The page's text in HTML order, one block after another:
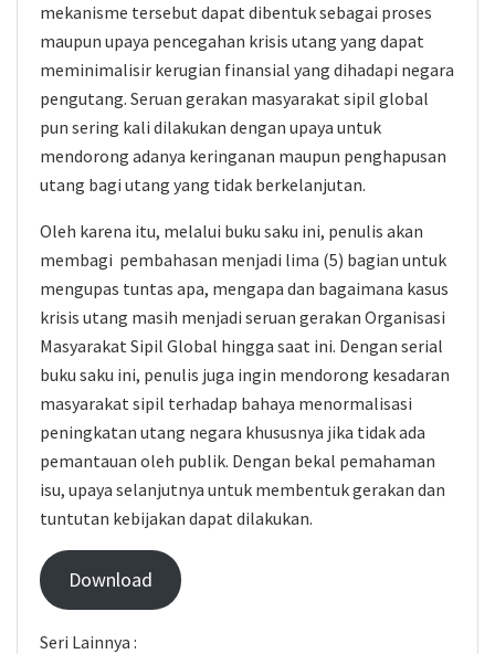
mekanisme tersebut dapat dibentuk sebagai proses
maupun upaya pencegahan krisis utang yang dapat
meminimalisir kerugian finansial yang dihadapi negara
pengutang. Seruan gerakan masyarakat sipil global
pun sering kali dilakukan dengan upaya untuk
mendorong adanya keringanan maupun penghapusan
utang bagi utang yang tidak berkelanjutan.
Oleh karena itu, melalui buku saku ini, penulis akan
membagi pembahasan menjadi lima (5) bagian untuk
mengupas tuntas apa, mengapa dan bagaimana kasus
krisis utang masih menjadi seruan gerakan Organisasi
Masyarakat Sipil Global hingga saat ini. Dengan serial
buku saku ini, penulis juga ingin mendorong kesadaran
masyarakat sipil terhadap bahaya menormalisasi
peningkatan utang negara khususnya jika tidak ada
pemantauan oleh publik. Dengan bekal pemahaman
isu, upaya selanjutnya untuk membentuk gerakan dan
tuntutan kebijakan dapat dilakukan.
Download
Seri Lainnya :